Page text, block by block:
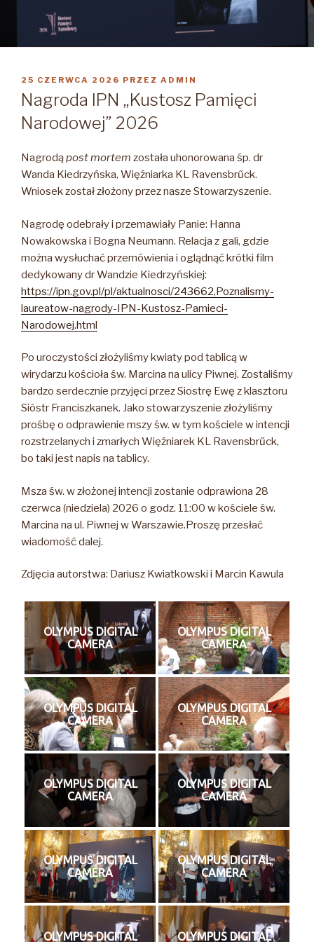
OPUBLIKOWANE
W
25 CZERWCA 2026 PRZEZ ADMIN
Nagroda IPN „Kustosz Pamięci
Narodowej” 2026
Nagrodąpost mortem została uhonorowana śp. dr
Wanda Kiedrzyńska, Więźniarka KL Ravensbrűck.
Wniosek został złożony przez nasze Stowarzyszenie.
Nagrodę odebrały i przemawiały Panie: Hanna
Nowakowska i Bogna Neumann. Relacja z gali, gdzie
można wysłuchać przemówienia i oglądnąć krótki film
dedykowany dr Wandzie Kiedrzyńskiej:
https://ipn.gov.pl/pl/aktualnosci/243662,Poznalismy-
laureatow-nagrody-IPN-Kustosz-Pamieci-
Narodowej.html
Po uroczystości złożyliśmy kwiaty pod tablicą w
wirydarzu kościoła św. Marcina na ulicy Piwnej. Zostaliśmy
bardzo serdecznie przyjęci przez Siostrę Ewę z klasztoru
Sióstr Franciszkanek. Jako stowarzyszenie złożyliśmy
prośbę o odprawienie mszy św. w tym kościele w intencji
rozstrzelanych i zmarłych Więźniarek KL Ravensbrűck,
bo taki jest napis na tablicy.
Msza św. w złożonej intencji zostanie odprawiona 28
czerwca (niedziela) 2026 o godz. 11:00 w kościele św.
Marcina na ul. Piwnej w Warszawie.Proszę przesłać
wiadomość dalej.
Zdjęcia autorstwa: Dariusz Kwiatkowski i Marcin Kawula
OLYMPUS DIGITAL
CAMERA
OLYMPUS DIGITAL
CAMERA
OLYMPUS DIGITAL
CAMERA
OLYMPUS DIGITAL
CAMERA
OLYMPUS DIGITAL
CAMERA
OLYMPUS DIGITAL
CAMERA
OLYMPUS DIGITAL
CAMERA
OLYMPUS DIGITAL
CAMERA
OLYMPUS DIGITAL
OLYMPUS DIGITAL